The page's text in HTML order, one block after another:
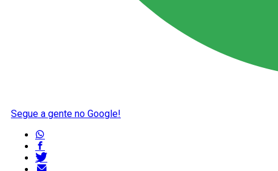
Segue a gente no Google!